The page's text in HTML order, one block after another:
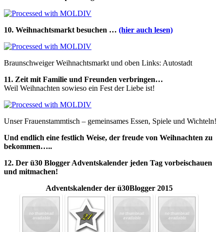
10. Weihnachtsmarkt besuchen … (hier auch lesen)
Braunschweiger Weihnachtsmarkt und oben Links: Autostadt
11. Zeit mit Familie und Freunden verbringen…
Weil Weihnachten sowieso ein Fest der Liebe ist!
Unser Frauenstammtisch – gemeinsames Essen, Spiele und Wichteln!
Und endlich eine festlich Weise, der freude von Weihnachten zu
bekommen…..
12. Der ü30 Blogger Adventskalender jeden Tag vorbeischauen
und mitmachen!
Adventskalender der ü30Blogger 2015